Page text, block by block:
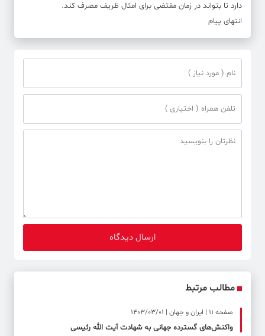
دارد تا بتواند در زمان مقتضی برای امثال ظریف مصرف کند.
انتهای پیام
مطالب مرتبط
صفحه ۱۱ | ایران و جهان | 1403/03/01
واکنش‌های گسترده جهانی به شهادت آیت الله رئیسی